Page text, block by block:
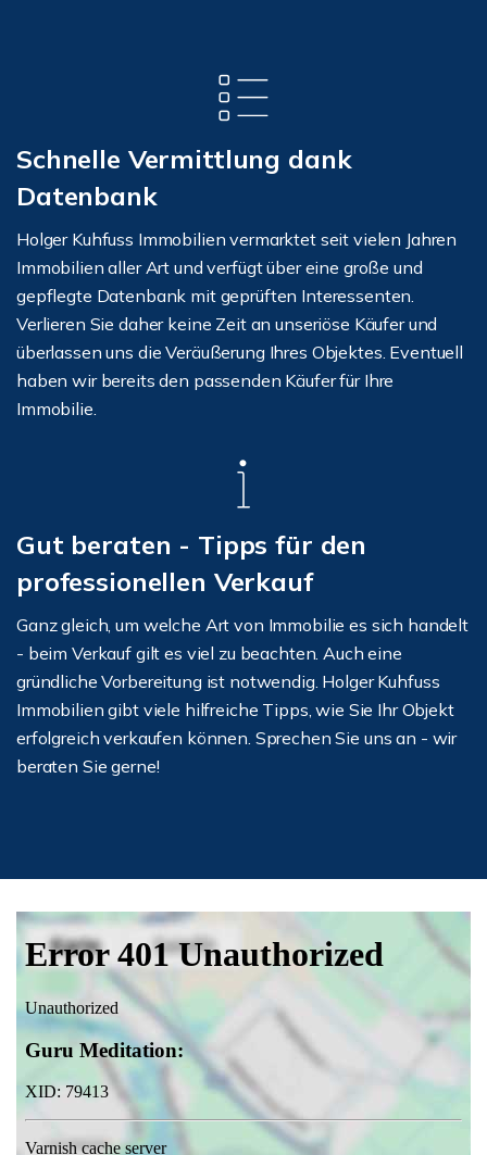
Schnelle Vermittlung dank
Datenbank
Holger Kuhfuss Immobilien vermarktet seit vielen Jahren
Immobilien aller Art und verfügt über eine große und
gepflegte Datenbank mit geprüften Interessenten.
Verlieren Sie daher keine Zeit an unseriöse Käufer und
überlassen uns die Veräußerung Ihres Objektes. Eventuell
haben wir bereits den passenden Käufer für Ihre
Immobilie.
Gut beraten - Tipps für den
professionellen Verkauf
Ganz gleich, um welche Art von Immobilie es sich handelt
- beim Verkauf gilt es viel zu beachten. Auch eine
gründliche Vorbereitung ist notwendig. Holger Kuhfuss
Immobilien gibt viele hilfreiche Tipps, wie Sie Ihr Objekt
erfolgreich verkaufen können. Sprechen Sie uns an - wir
beraten Sie gerne!